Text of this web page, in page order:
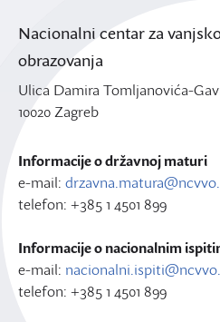
Nacionalni centar za
obrazovanja
Ulica Damira Tomljanovića-
10020 Zagreb
Informacije o državnoj maturi
e-mail:
telefon: +385 1 4501 899
Informacije o nacionalnim
e-mail:
telefon: +385 1 4501 899